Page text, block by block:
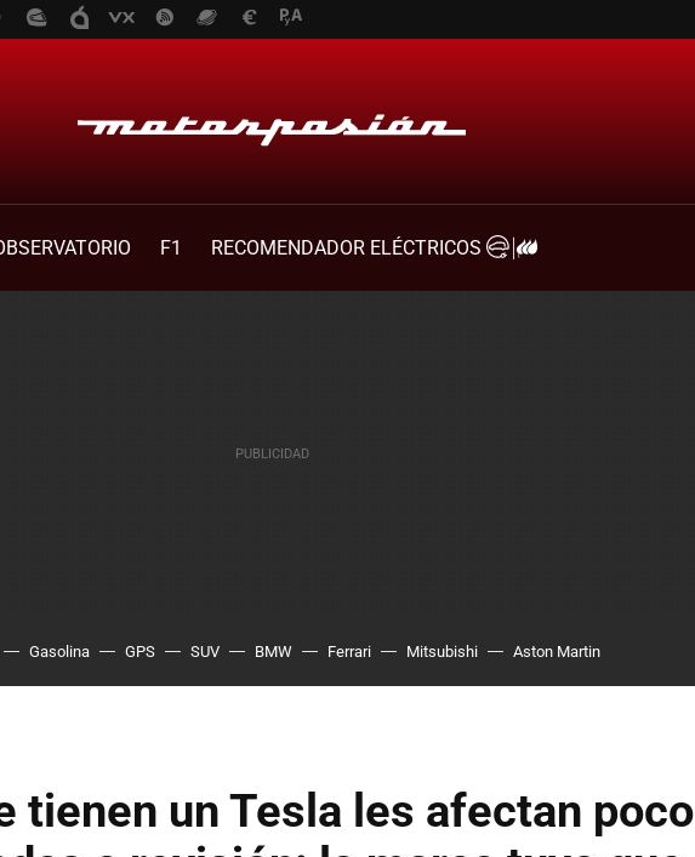
F1 RECOMENDADOR ELÉCTRICOS
Gasolina GPS SUV BMW Ferrari Mitsubishi Aston Martin
tienen un Tesla les afectan poco